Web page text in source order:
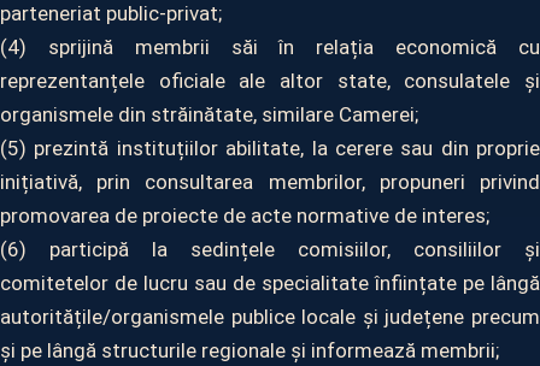
parteneriat public-privat;
(4) sprijină membrii săi în relația economică cu
reprezentanțele oficiale ale altor state, consulatele și
organismele din străinătate, similare Camerei;
(5) prezintă instituțiilor abilitate, la cerere sau din proprie
inițiativă, prin consultarea membrilor, propuneri privind
promovarea de proiecte de acte normative de interes;
(6) participă la sedințele comisiilor, consiliilor și
comitetelor de lucru sau de specialitate înființate pe lângă
autoritățile/organismele publice locale și județene precum
și pe lângă structurile regionale și informează membrii;